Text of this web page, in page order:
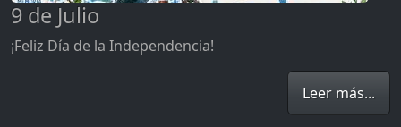
9 de Julio
¡Feliz Día de la Independencia!
Leer más...